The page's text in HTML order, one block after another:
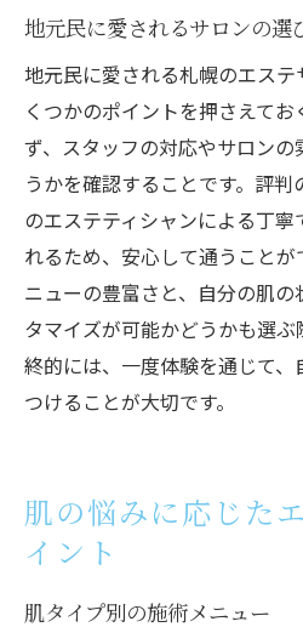
地元民に愛されるサロンの選
地元民に愛される札幌のエス
くつかのポイントを押さえて
ず、スタッフの対応やサロン
うかを確認することです。評
のエステティシャンによる丁
れるため、安心して通うこと
ニューの豊富さと、自分の肌
タマイズが可能かどうかも選
終的には、一度体験を通じて
つけることが大切です。
肌の悩みに応じた
イント
肌タイプ別の施術メニュー